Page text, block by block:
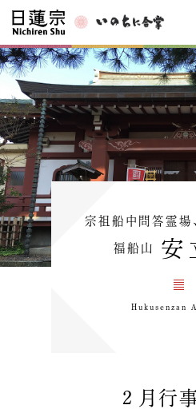
宗祖船中問答霊場
福船山 安
Hukusenzan
２月行